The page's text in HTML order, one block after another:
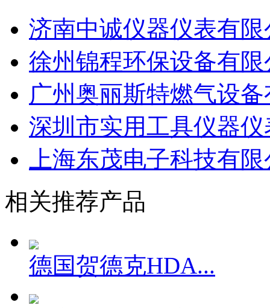
济南中诚仪器仪表有限
徐州锦程环保设备有限
广州奥丽斯特燃气设
深圳市实用工具仪器
上海东茂电子科技有
相关推荐产品
德国贺德克HDA...